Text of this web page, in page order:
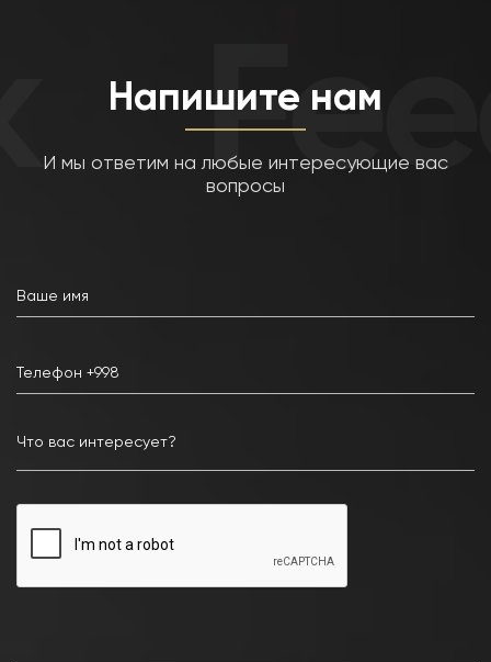
Напишите нам
И мы ответим на любые интересующие вас
вопросы